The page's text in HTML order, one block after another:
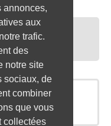
annonces,
aux
trafic.
des
notre site
sociaux, de
combiner
que vous
collectées